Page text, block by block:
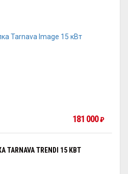
181 000₽
TRENDI 15 КВТ